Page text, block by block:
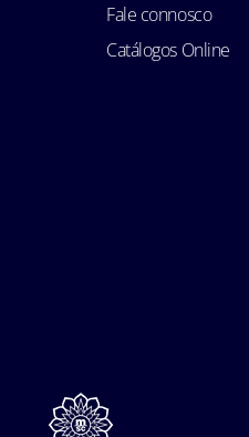
Fale connosco
Catálogos Online